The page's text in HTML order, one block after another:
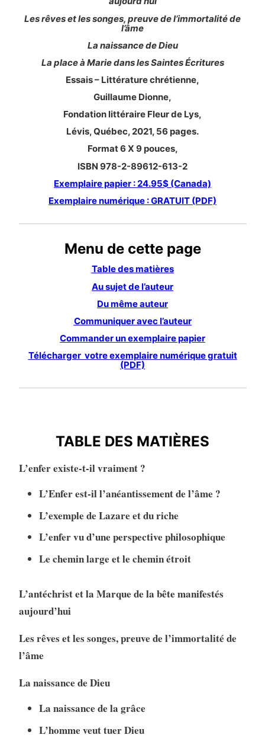
Les rêves et les songes, preuve de l’immortalité de
l’âme
La naissance de Dieu
La place à Marie dans les Saintes Écritures
Essais – Littérature chrétienne,
Guillaume Dionne,
Fondation littéraire Fleur de Lys,
Lévis, Québec, 2021, 56 pages.
Format 6 X 9 pouces,
ISBN 978-2-89612-613-2
Exemplaire papier : 24.95$ (Canada)
Exemplaire numérique : GRATUIT (PDF)
Menu de cette page
Table des matières
Au sujet de l’auteur
Du même auteur
Communiquer avec l’auteur
Commander un exemplaire papier
Télécharger votre exemplaire numérique gratuit
(PDF)
TABLE DES MATIÈRES
L’enfer existe-t-il vraiment ?
L’Enfer est-il l’anéantissement de l’âme ?
L’exemple de Lazare et du riche
L’enfer vu d’une perspective philosophique
Le chemin large et le chemin étroit
L’antéchrist et la Marque de la bête manifestés
aujourd’hui
Les rêves et les songes, preuve de l’immortalité de
l’âme
La naissance de Dieu
La naissance de la grâce
L’homme veut tuer Dieu